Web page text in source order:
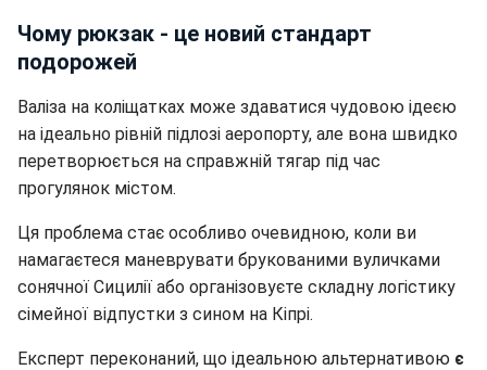
Чому рюкзак - це новий стандарт
подорожей
Валіза на коліщатках може здаватися чудовою ідеєю
на ідеально рівній підлозі аеропорту, але вона швидко
перетворюється на справжній тягар під час
прогулянок містом.
Ця проблема стає особливо очевидною, коли ви
намагаєтеся маневрувати брукованими вуличками
сонячної Сицилії або організовуєте складну логістику
сімейної відпустки з сином на Кіпрі.
Експерт переконаний, що ідеальною альтернативою є